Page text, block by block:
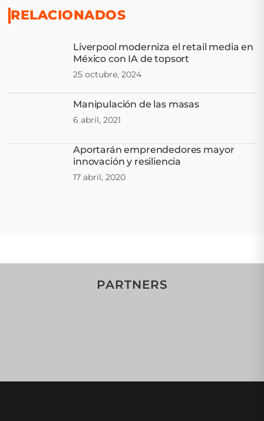
RELACIONADOS
Liverpool moderniza el retail media en
México con IA de topsort
25 octubre, 2024
Manipulación de las masas
6 abril, 2021
Aportarán emprendedores mayor
innovación y resiliencia
17 abril, 2020
PARTNERS